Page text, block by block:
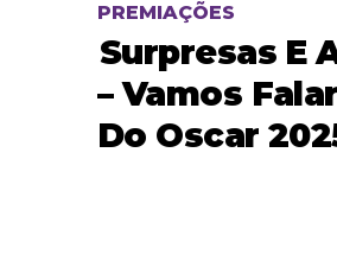
PREMIAÇÕES
Surpresas E
– Vamos
Do Oscar